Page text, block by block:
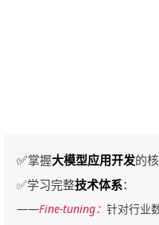
✅掌握大模型应用开发的
✅学习完整技术体系：
——Fine-tuning： 针对行业